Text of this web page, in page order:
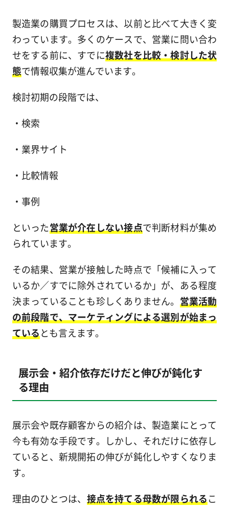
製造業の購買プロセスは、以前と比べて大きく変
わっています。多くのケースで、営業に問い合わ
せをする前に、すでに複数社を比較・検討した状
態で情報収集が進んでいます。
検討初期の段階では、
・検索
・業界サイト
・比較情報
・事例
といった営業が介在しない接点で判断材料が集め
られています。
その結果、営業が接触した時点で「候補に入って
いるか／すでに除外されているか」が、ある程度
決まっていることも珍しくありません。 営業活動
の前段階で、マーケティングによる選別が始まっ
ているとも言えます。
展示会・紹介依存だけだと伸びが鈍化す
る理由
展示会や既存顧客からの紹介は、製造業にとって
今も有効な手段です。しかし、それだけに依存し
ていると、新規開拓の伸びが鈍化しやすくなりま
す。
理由のひとつは、 接点を持てる母数が限られるこ